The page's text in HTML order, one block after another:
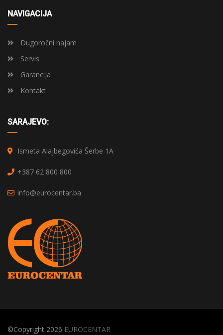
NAVIGACIJA
Dugoročni najam
Servis
Garancija
Kontakt
SARAJEVO:
Ismeta Alajbegovića Šerbe 1A
+387 62 800 800
info@eurocentar.ba
©Copyright 2026 EUROCENTAR